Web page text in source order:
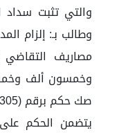
والتي تثبت سداد
وطالب بـ: إلزام
وخمسون ألف
يتضمن الحكم